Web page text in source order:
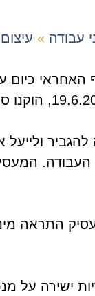
עבודה »
האחראי
התראה
ישירה על